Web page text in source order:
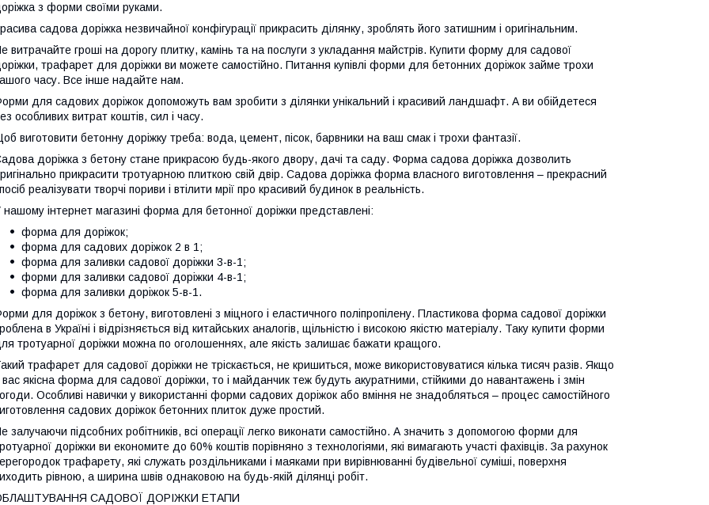
з форми своїми руками.
садова доріжка незвичайної конфігурації прикрасить ділянку, зроблять його затишним і оригінальним.
витрачайте гроші на дорогу плитку, камінь та на послуги з укладання майстрів. Купити форму для садової
трафарет для доріжки ви можете самостійно. Питання купівлі форми для бетонних доріжок займе трохи
часу. Все інше надайте нам.
для садових доріжок допоможуть вам зробити з ділянки унікальний і красивий ландшафт. А ви обійдетеся
особливих витрат коштів, сил і часу.
виготовити бетонну доріжку треба: вода, цемент, пісок, барвники на ваш смак і трохи фантазії.
доріжка з бетону стане прикрасою будь-якого двору, дачі та саду. Форма садова доріжка дозволить
прикрасити тротуарною плиткою свій двір. Садова доріжка форма власного виготовлення – прекрасний
реалізувати творчі пориви і втілити мрії про красивий будинок в реальність.
нашому інтернет магазині форма для бетонної доріжки представлені:
форма для доріжок;
форма для садових доріжок 2 в 1;
форма для заливки садової доріжки 3-в-1;
форми для заливки садової доріжки 4-в-1;
форма для заливки доріжок 5-в-1.
для доріжок з бетону, виготовлені з міцного і еластичного поліпропілену. Пластикова форма садової доріжки
в Україні і відрізняється від китайських аналогів, щільністю і високою якістю матеріалу. Таку купити форми
тротуарної доріжки можна по оголошеннях, але якість залишає бажати кращого.
трафарет для садової доріжки не тріскається, не кришиться, може використовуватися кілька тисяч разів. Якщо
вас якісна форма для садової доріжки, то і майданчик теж будуть акуратними, стійкими до навантажень і змін
Особливі навички у використанні форми садових доріжок або вміння не знадобляться – процес самостійного
садових доріжок бетонних плиток дуже простий.
залучаючи підсобних робітників, всі операції легко виконати самостійно. А значить з допомогою форми для
доріжки ви економите до 60% коштів порівняно з технологіями, які вимагають участі фахівців. За рахунок
трафарету, які служать роздільниками і маяками при вирівнюванні будівельної суміші, поверхня
рівною, а ширина швів однаковою на будь-якій ділянці робіт.
САДОВОЇ ДОРІЖКИ ЕТАПИ